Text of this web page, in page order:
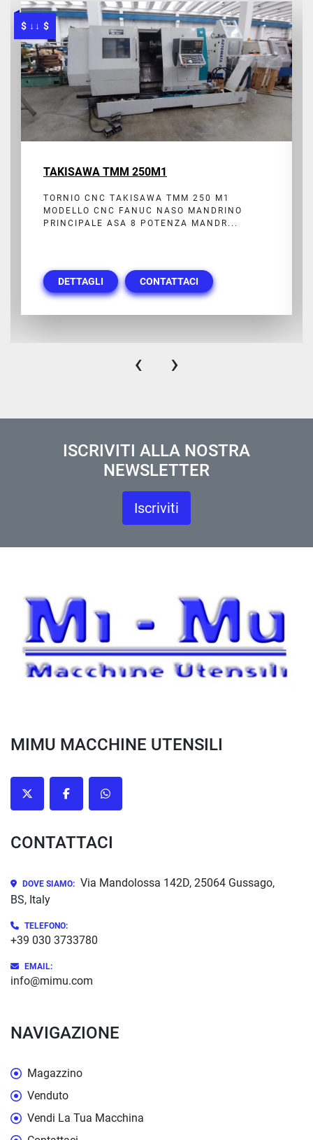
$ ↓↓ $
TAKISAWA TMM 250M1
TORNIO CNC TAKISAWA TMM 250 M1
MODELLO CNC FANUC NASO MANDRINO
PRINCIPALE ASA 8 POTENZA MANDR...
DETTAGLI CONTATTACI
‹ ›
ISCRIVITI ALLA NOSTRA
NEWSLETTER
Iscriviti
MIMU MACCHINE UTENSILI
twitter facebookwhatsapp
CONTATTACI
DOVE SIAMO: Via Mandolossa 142D, 25064 Gussago,
BS, Italy
TELEFONO:
+39 030 3733780
EMAIL:
info@mimu.com
NAVIGAZIONE
Magazzino
Venduto
Vendi La Tua Macchina